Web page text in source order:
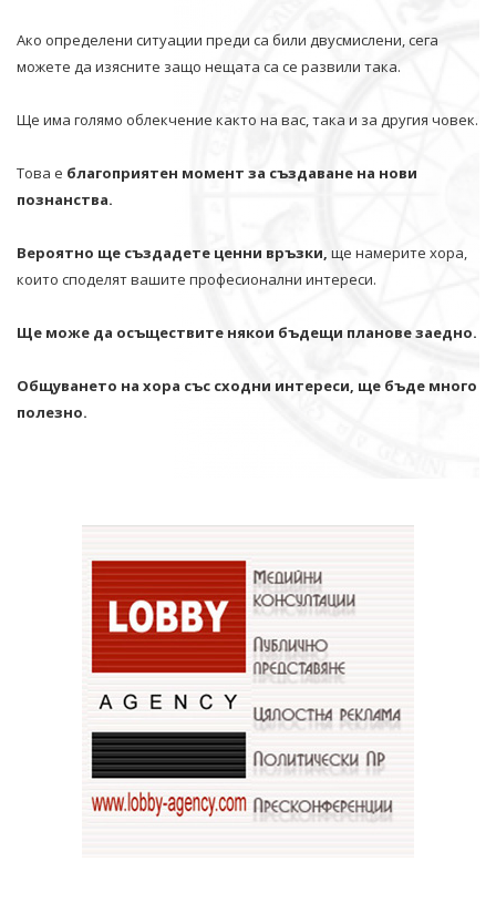
Ако определени ситуации преди са били двусмислени, сега
можете да изясните защо нещата са се развили така.
Ще има голямо облекчение както на вас, така и за другия човек.
Това е благоприятен момент за създаване на нови
познанства.
Вероятно ще създадете ценни връзки, ще намерите хора,
които споделят вашите професионални интереси.
Ще може да осъществите някои бъдещи планове заедно.
Общуването на хора със сходни интереси, ще бъде много
полезно.